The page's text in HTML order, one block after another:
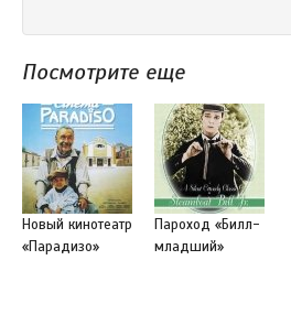
Посмотрите еще
Новый кинотеатр
«Парадизо»
Пароход «Билл-
младший»